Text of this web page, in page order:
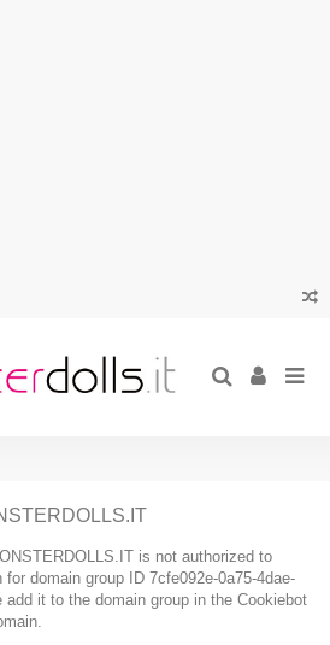
is not authorized to
domain group ID 7cfe092e-0a75-4dae-
add it to the domain group in the Cookiebot